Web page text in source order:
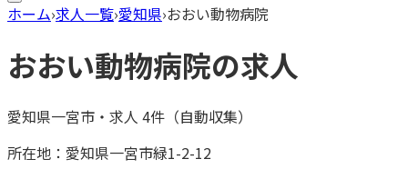
ホーム›求人一覧›愛知県›おおい動物病院
おおい動物病院の求人
愛知県一宮市 ・ 求人 4件（自動収集）
所在地： 愛知県一宮市緑1-2-12